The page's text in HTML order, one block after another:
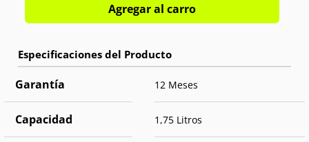
Agregar al carro
Garantía 12 Meses
Capacidad 1,75 Litros